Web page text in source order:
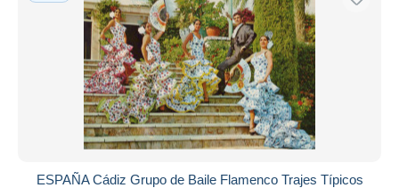
ESPAÑA Cádiz Grupo de Baile Flamenco Trajes Típicos